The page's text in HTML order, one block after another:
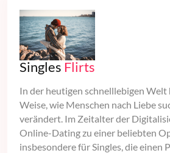
Singles Flirts
In der heutigen schnelllebigen
Weise, wie Menschen nach Liebe
verändert. Im Zeitalter der
Online-Dating zu einer beliebten
insbesondere für Singles, die einen